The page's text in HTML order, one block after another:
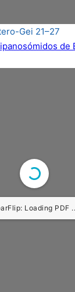
Gei 21–27
de
Loading PDF